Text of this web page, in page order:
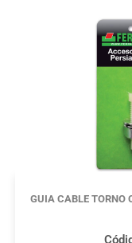
GUIA CABLE TORNO